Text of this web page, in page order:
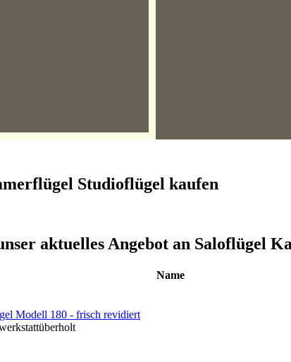
Studioflügel kaufen
aktuelles Angebot an Saloflügel
Name
Modell 180 - frisch revidiert